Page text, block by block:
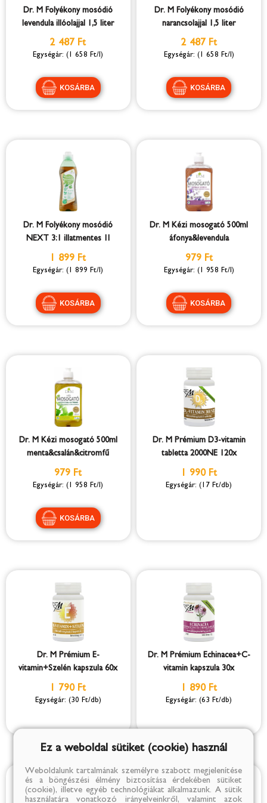
Dr. M Folyékony mosódió
levendula illóolajjal 1,5 liter
2 487 Ft
(1 658 Ft/l)
Dr. M Folyékony mosódió
narancsolajjal 1,5 liter
2 487 Ft
(1 658 Ft/l)
Dr. M Folyékony mosódió
NEXT 3:1 illatmentes 1l
1 899 Ft
(1 899 Ft/l)
Dr. M Kézi mosogató 500ml
áfonya&levendula
979 Ft
(1 958 Ft/l)
Dr. M Kézi mosogató 500ml
menta&csalán&citromfű
979 Ft
(1 958 Ft/l)
Dr. M Prémium D3-vitamin
tabletta 2000NE 120x
1 990 Ft
(17 Ft/db)
Dr. M Prémium E-
vitamin+Szelén kapszula 60x
1 790 Ft
(30 Ft/db)
Dr. M Prémium Echinacea+C-
vitamin kapszula 30x
1 890 Ft
(63 Ft/db)
Ez a weboldal sütiket (cookie) használ
Weboldalunk tartalmának személyre szabott megjelenítése
és a böngészési élmény biztosítása érdekében sütiket
(cookie), illetve egyéb technológiákat alkalmazunk. A sütik
használatára vonatkozó irányelveinkről, valamint azok